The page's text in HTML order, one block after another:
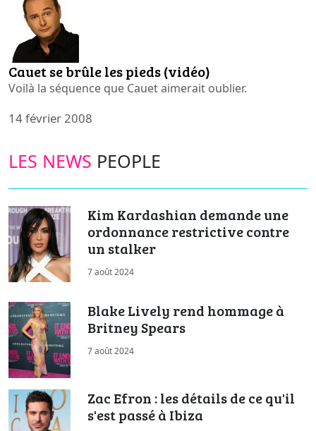
Cauet se brûle les pieds (vidéo)
Voilà la séquence que Cauet aimerait oublier.
14 février 2008
LES NEWS PEOPLE
Kim Kardashian demande une
ordonnance restrictive contre
un stalker
7 août 2024
Blake Lively rend hommage à
Britney Spears
7 août 2024
Zac Efron : les détails de ce qu'il
s'est passé à Ibiza